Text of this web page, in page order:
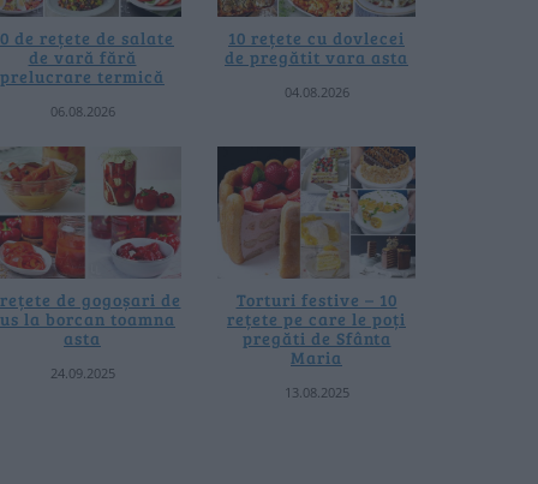
de rețete de salate
de vară fără
prelucrare termică
06.08.2026
10 rețete cu dovlecei
de pregătit vara asta
04.08.2026
de gogoșari de
la borcan toamna
asta
24.09.2025
Torturi festive – 10
rețete pe care le poți
pregăti de Sfânta
Maria
13.08.2025